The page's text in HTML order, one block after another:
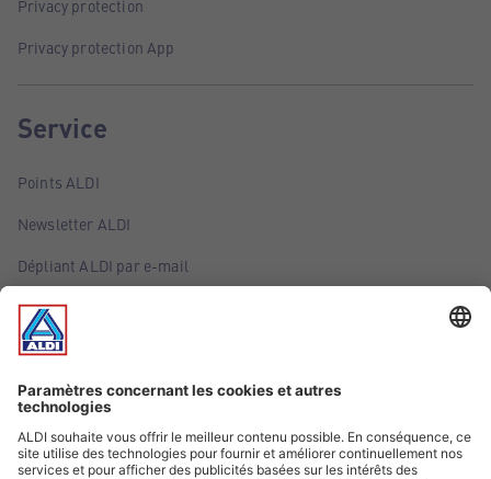
Privacy protection
Privacy protection App
Service
Points ALDI
Newsletter ALDI
Dépliant ALDI par e-mail
Offres
Infos essentielles
Suivez ALDI Belgique